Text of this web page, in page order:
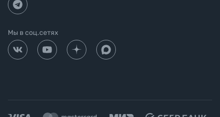
Мы в соц.сетях